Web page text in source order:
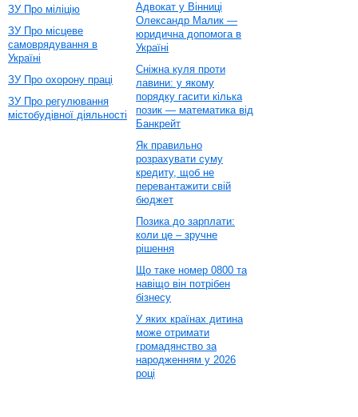
ЗУ Про міліцію
ЗУ Про місцеве
самоврядування в
Україні
ЗУ Про охорону праці
ЗУ Про регулювання
містобудівної діяльності
Адвокат у Вінниці
Олександр Малик —
юридична допомога в
Україні
Сніжна куля проти
лавини: у якому
порядку гасити кілька
позик — математика від
Банкрейт
Як правильно
розрахувати суму
кредиту, щоб не
перевантажити свій
бюджет
Позика до зарплати:
коли це – зручне
рішення
Що таке номер 0800 та
навіщо він потрібен
бізнесу
У яких країнах дитина
може отримати
громадянство за
народженням у 2026
році